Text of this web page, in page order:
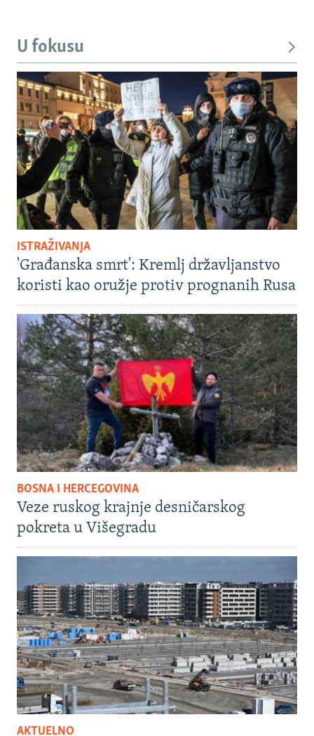
U fokusu
ISTRAŽIVANJA
'Građanska smrt': Kremlj državljanstvo
koristi kao oružje protiv prognanih Rusa
BOSNA I HERCEGOVINA
Veze ruskog krajnje desničarskog
pokreta u Višegradu
AKTUELNO